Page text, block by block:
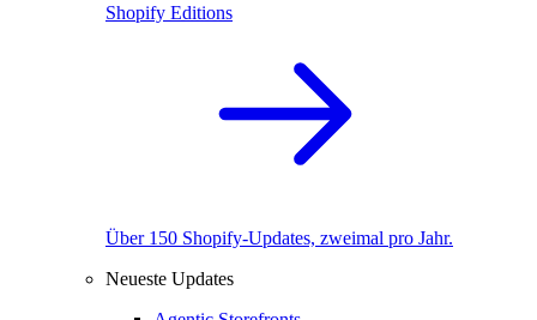
Shopify Editions
Über 150 Shopify-Updates, zweimal pro Jahr.
Neueste Updates